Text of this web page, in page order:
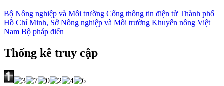
Bộ Nông nghiệp và Môi trường Cổng thông tin điện tử Thành phố
Hồ Chí Minh, Sở Nông nghiệp và Môi trường Khuyến nông Việt
Nam Bộ pháp điển
Thống kê truy cập